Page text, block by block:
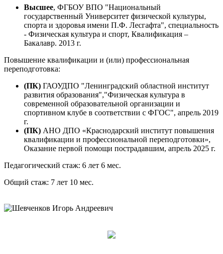
Высшее, ФГБОУ ВПО "Национальный
государственный Университет физической культуры,
спорта и здоровья имени П.Ф. Лесгафта", специальность
- Физическая культура и спорт, Квалификация –
Бакалавр. 2013 г.
Повышение квалификации и (или) профессиональная
переподготовка:
(ПК) ГАОУДПО "Ленинградский областной институт
развития образования","Физическая культура в
современной образовательной организации и
спортивном клубе в соответствии с ФГОС", апрель 2019
г.
(ПК) АНО ДПО «Краснодарский институт повышения
квалификации и профессиональной переподготовки»,
Оказание первой помощи пострадавшим, апрель 2025 г.
Педагогический стаж: 6 лет 6 мес.
Общий стаж: 7 лет 10 мес.